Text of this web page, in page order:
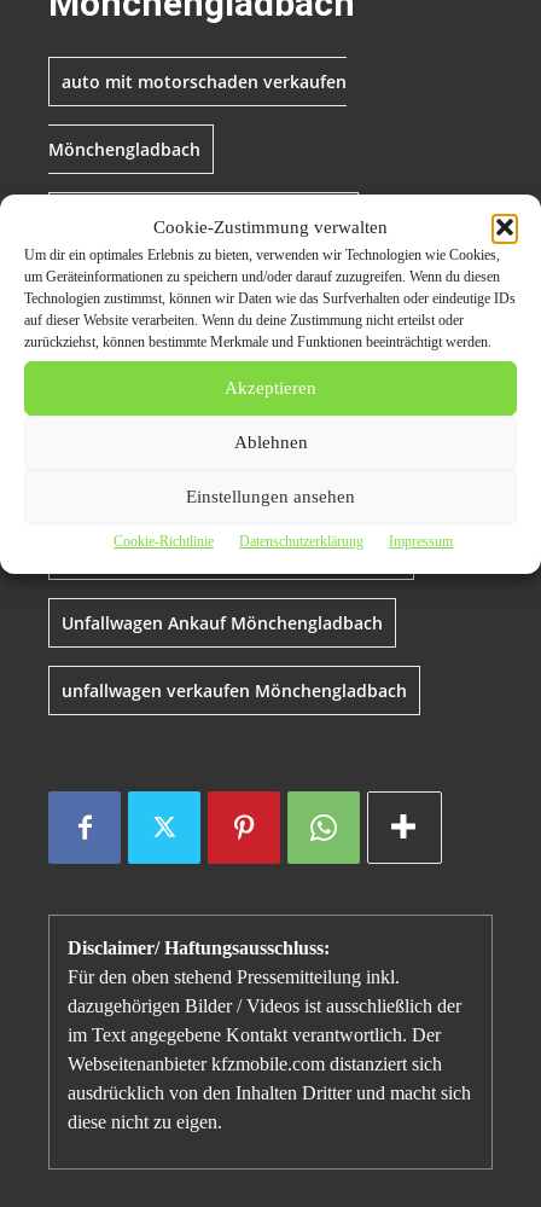
Cookie-Zustimmung verwalten
Um dir ein optimales Erlebnis zu bieten, verwenden wir Technologien wie Cookies,
um Geräteinformationen zu speichern und/oder darauf zuzugreifen. Wenn du diesen
Technologien zustimmst, können wir Daten wie das Surfverhalten oder eindeutige IDs
auf dieser Website verarbeiten. Wenn du deine Zustimmung nicht erteilst oder
zurückziehst, können bestimmte Merkmale und Funktionen beeinträchtigt werden.
Akzeptieren
Ablehnen
Einstellungen ansehen
Cookie-Richtlinie Datenschutzerklärung Impressum
auto mit motorschaden verkaufen
Mönchengladbach
auto verkaufen Mönchengladbach
Autoankauf Mönchengladbach
defektes auto verkaufen Mönchengladbach
gebrauchtwagen ankauf Mönchengladbach
getriebeschaden ankauf Mönchengladbach
motorschaden ankauf Mönchengladbach
Unfallwagen Ankauf Mönchengladbach
unfallwagen verkaufen Mönchengladbach
Disclaimer/ Haftungsausschluss:
Für den oben stehend Pressemitteilung inkl.
dazugehörigen Bilder / Videos ist ausschließlich der
im Text angegebene Kontakt verantwortlich. Der
Webseitenanbieter kfzmobile.com distanziert sich
ausdrücklich von den Inhalten Dritter und macht sich
diese nicht zu eigen.